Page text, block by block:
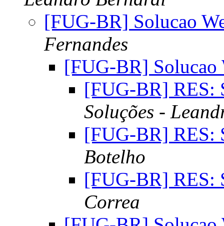
[FUG-BR] Solucao
Fernandes
[FUG-BR]
[FUG-BR] RES:
Soluções -
[FUG-BR] RES:
Botelho
[FUG-BR] RES:
Correa